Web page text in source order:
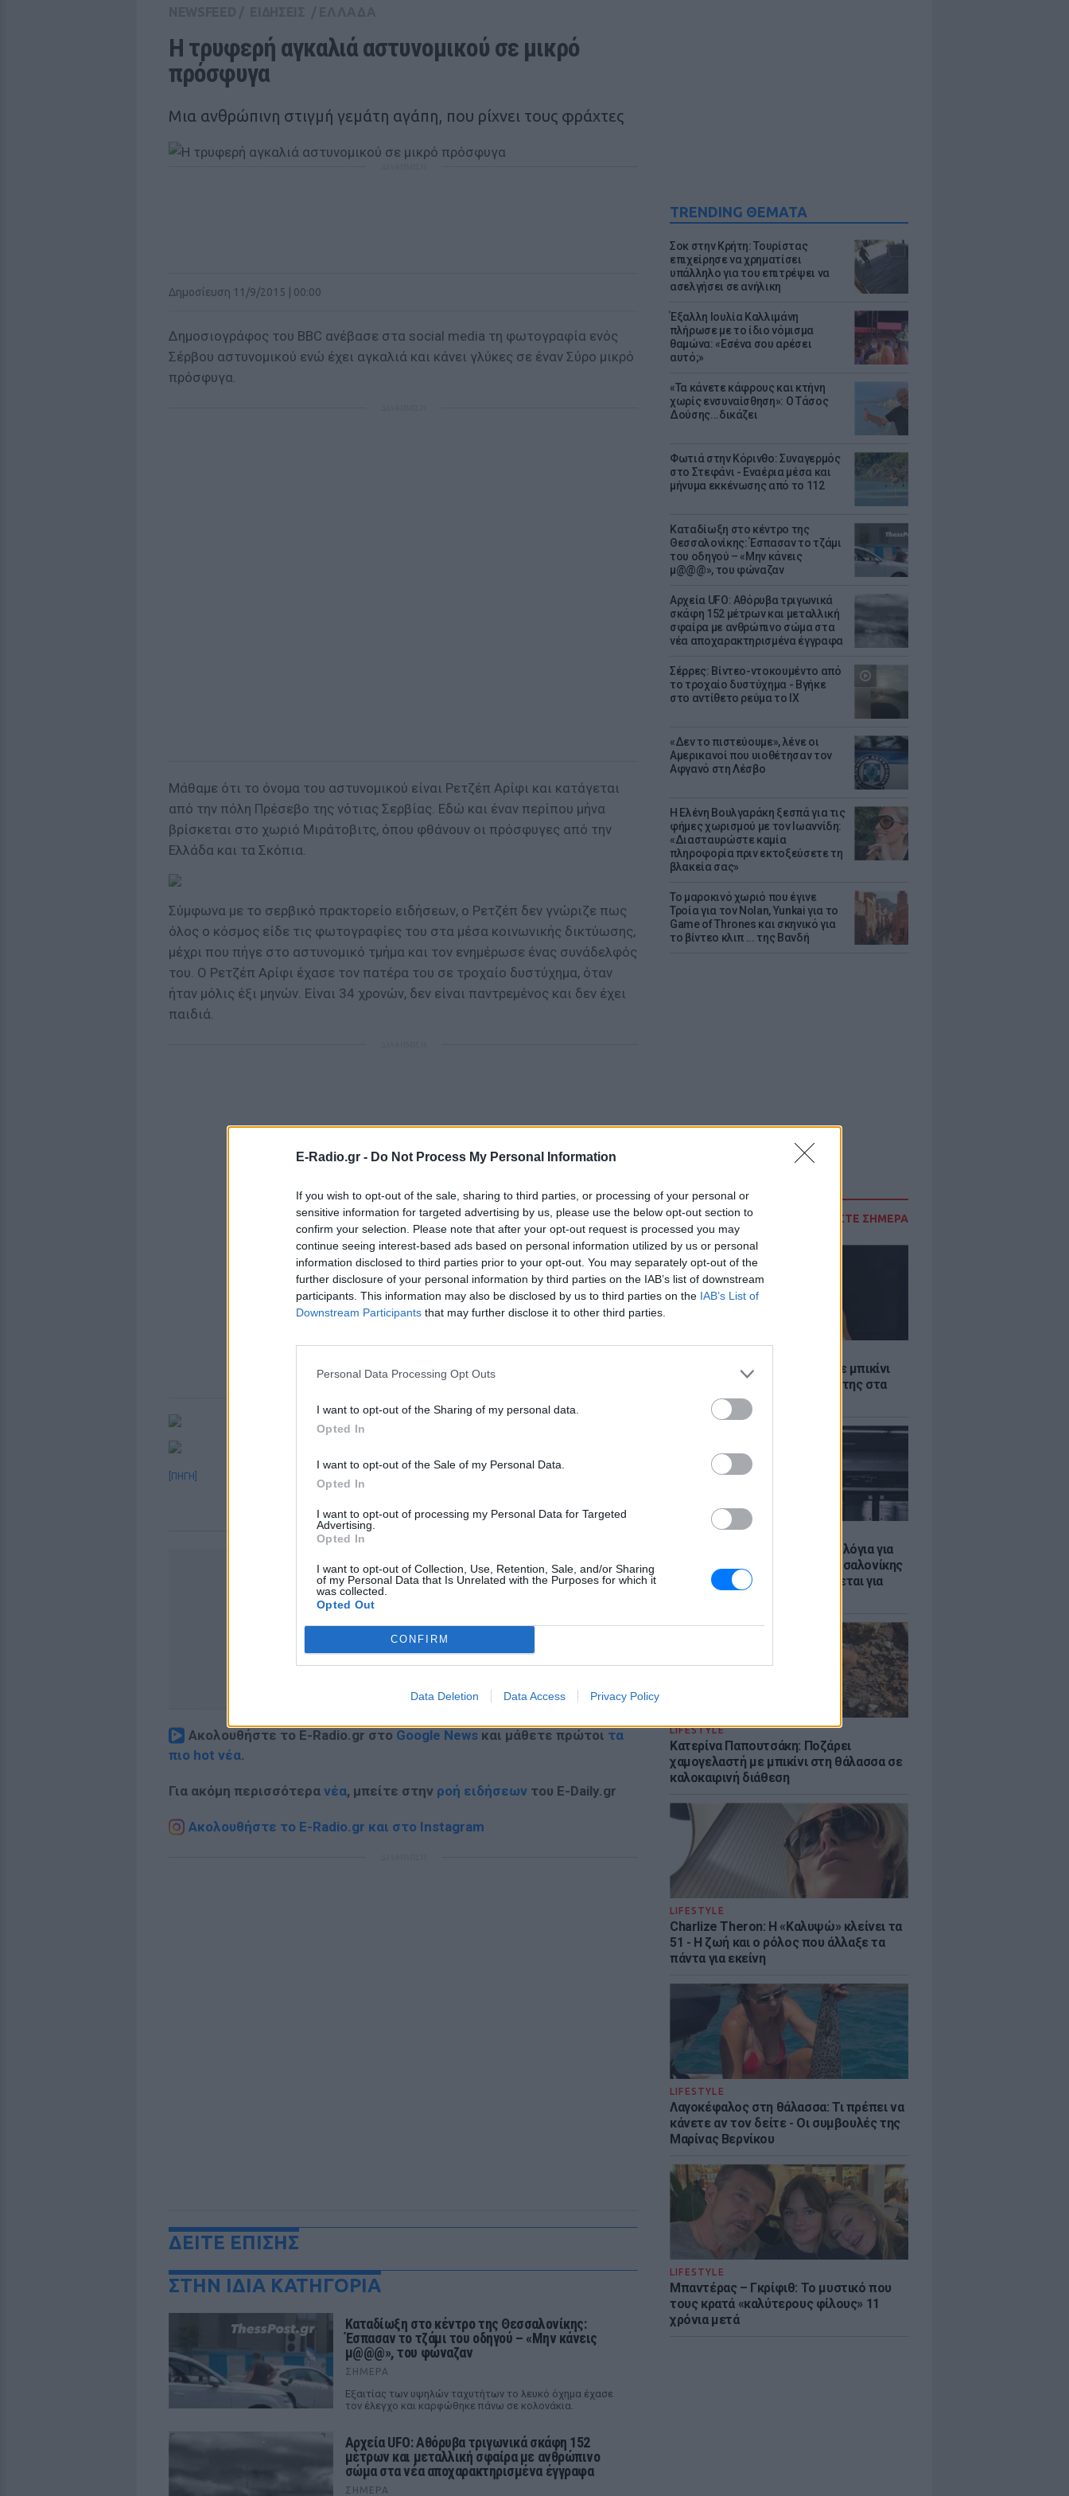
E-Radio.gr - Do Not Process My Personal Information
If you wish to opt-out of the sale, sharing to third parties, or processing of your personal or
sensitive information for targeted advertising by us, please use the below opt-out section to
confirm your selection. Please note that after your opt-out request is processed you may
continue seeing interest-based ads based on personal information utilized by us or personal
information disclosed to third parties prior to your opt-out. You may separately opt-out of the
further disclosure of your personal information by third parties on the IAB’s list of downstream
participants. This information may also be disclosed by us to third parties on the IAB’s List of
Downstream Participants that may further disclose it to other third parties.
Personal Data Processing Opt Outs
I want to opt-out of the Sharing of my personal data.
Opted In
I want to opt-out of the Sale of my Personal Data.
Opted In
I want to opt-out of processing my Personal Data for Targeted
Advertising.
Opted In
I want to opt-out of Collection, Use, Retention, Sale, and/or Sharing
of my Personal Data that Is Unrelated with the Purposes for which it
was collected.
Opted Out
CONFIRM
Data Deletion Data Access Privacy Policy
TRENDING ΘΕΜΑΤΑ
Σοκ στην Κρήτη: Τουρίστας
επιχείρησε να χρηματίσει
υπάλληλο για του επιτρέψει να
ασελγήσει σε ανήλικη
Έξαλλη Ιουλία Καλλιμάνη
πλήρωσε με το ίδιο νόμισμα
θαμώνα: «Εσένα σου αρέσει
αυτό;»
«Τα κάνετε κάφρους και κτήνη
χωρίς ενσυναίσθηση»: Ο Τάσος
Δούσης...δικάζει
Φωτιά στην Κόρινθο: Συναγερμός
στο Στεφάνι - Εναέρια μέσα και
μήνυμα εκκένωσης από το 112
Καταδίωξη στο κέντρο της
Θεσσαλονίκης: Έσπασαν το τζάμι
του οδηγού – «Μην κάνεις
μ@@@», του φώναζαν
Αρχεία UFO: Αθόρυβα τριγωνικά
σκάφη 152 μέτρων και μεταλλική
σφαίρα με ανθρώπινο σώμα στα
νέα αποχαρακτηρισμένα έγγραφα
Σέρρες: Βίντεο-ντοκουμέντο από
το τροχαίο δυστύχημα - Βγήκε
στο αντίθετο ρεύμα το ΙΧ
«Δεν το πιστεύουμε», λένε οι
Αμερικανοί που υιοθέτησαν τον
Αφγανό στη Λέσβο
Η Ελένη Βουλγαράκη ξεσπά για τις
φήμες χωρισμού με τον Ιωαννίδη:
«Διασταυρώστε καμία
πληροφορία πριν εκτοξεύσετε τη
βλακεία σας»
Το μαροκινό χωριό που έγινε
Τροία για τον Nolan, Yunkai για το
Game of Thrones και σκηνικό για
το βίντεο κλιπ ... της Βανδή
ΔΙΑΒΑΣΤΕ ΣΗΜΕΡΑ
Η Τατιάνα Στεφανίδου φόρεσε μπικίνι
και εντυπωσίασε με το κορμί της στα
καταγάλανα νερά του Ιονίου
ΕΙΔΗΣΕΙΣ
Απόψε τα δοκιμαστικά δρομολόγια για
την επέκταση του Μετρό Θεσσαλονίκης
προς Καλαμαριά - Τι προβλέπεται για
LIFESTYLE
Κατερίνα Παπουτσάκη: Ποζάρει
χαμογελαστή με μπικίνι στη θάλασσα σε
καλοκαιρινή διάθεση
LIFESTYLE
Charlize Theron: Η «Καλυψώ» κλείνει τα
51 - H ζωή και ο ρόλος που άλλαξε τα
πάντα για εκείνη
LIFESTYLE
Λαγοκέφαλος στη θάλασσα: Τι πρέπει να
κάνετε αν τον δείτε - Οι συμβουλές της
Μαρίνας Βερνίκου
LIFESTYLE
Μπαντέρας – Γκρίφιθ: Το μυστικό που
τους κρατά «καλύτερους φίλους» 11
χρόνια μετά
Η τρυφερή αγκαλιά αστυνομικού σε μικρό
πρόσφυγα
Μια ανθρώπινη στιγμή γεμάτη αγάπη, που ρίχνει τους φράχτες
Δημοσίευση 11/9/2015 | 00:00
Δημοσιογράφος του BBC ανέβασε στα social media τη φωτογραφία ενός
Σέρβου αστυνομικού ενώ έχει αγκαλιά και κάνει γλύκες σε έναν Σύρο μικρό
πρόσφυγα.
Μάθαμε ότι το όνομα του αστυνομικού είναι Ρετζέπ Αρίφι και κατάγεται
από την πόλη Πρέσεβο της νότιας Σερβίας. Εδώ και έναν περίπου μήνα
βρίσκεται στο χωριό Μιράτοβιτς, όπου φθάνουν οι πρόσφυγες από την
Ελλάδα και τα Σκόπια.
Σύμφωνα με το σερβικό πρακτορείο ειδήσεων, ο Ρετζέπ δεν γνώριζε πως
όλος ο κόσμος είδε τις φωτογραφίες του στα μέσα κοινωνικής δικτύωσης,
μέχρι που πήγε στο αστυνομικό τμήμα και τον ενημέρωσε ένας συνάδελφός
του. Ο Ρετζέπ Αρίφι έχασε τον πατέρα του σε τροχαίο δυστύχημα, όταν
ήταν μόλις έξι μηνών. Είναι 34 χρονών, δεν είναι παντρεμένος και δεν έχει
παιδιά.
[ΠΗΓΗ]
Ακολουθήστε το E-Radio.gr στο Google News και μάθετε πρώτοι τα
πιο hot νέα.
Για ακόμη περισσότερα νέα, μπείτε στην ροή ειδήσεων του E-Daily.gr
Ακολουθήστε το E-Radio.gr και στο Instagram
ΔΕΙΤΕ ΕΠΙΣΗΣ
ΣΤΗΝ ΙΔΙΑ ΚΑΤΗΓΟΡΙΑ
Καταδίωξη στο κέντρο της Θεσσαλονίκης:
Έσπασαν το τζάμι του οδηγού – «Μην κάνεις
μ@@@», του φώναζαν
ΣΉΜΕΡΑ
Εξαιτίας των υψηλών ταχυτήτων το λευκό όχημα έχασε
τον έλεγχο και καρφώθηκε πάνω σε κολονάκια.
Αρχεία UFO: Αθόρυβα τριγωνικά σκάφη 152
μέτρων και μεταλλική σφαίρα με ανθρώπινο
σώμα στα νέα αποχαρακτηρισμένα έγγραφα
ΣΉΜΕΡΑ